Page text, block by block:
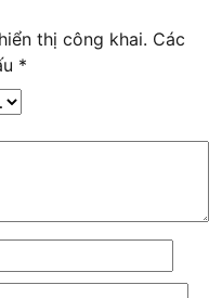
thị công khai. Các
*